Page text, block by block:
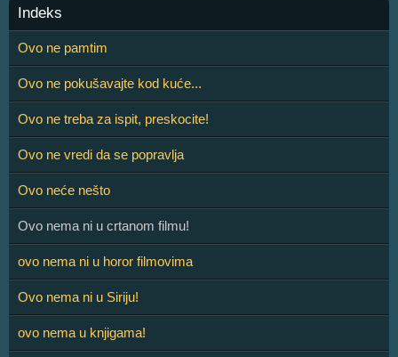
Indeks
Ovo ne pamtim
Ovo ne pokušavajte kod kuće...
Ovo ne treba za ispit, preskocite!
Ovo ne vredi da se popravlja
Ovo neće nešto
Ovo nema ni u crtanom filmu!
ovo nema ni u horor filmovima
Ovo nema ni u Siriju!
ovo nema u knjigama!